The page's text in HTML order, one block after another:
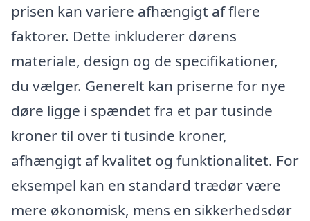
prisen kan variere afhængigt af flere
faktorer. Dette inkluderer dørens
materiale, design og de specifikationer,
du vælger. Generelt kan priserne for nye
døre ligge i spændet fra et par tusinde
kroner til over ti tusinde kroner,
afhængigt af kvalitet og funktionalitet. For
eksempel kan en standard trædør være
mere økonomisk, mens en sikkerhedsdør